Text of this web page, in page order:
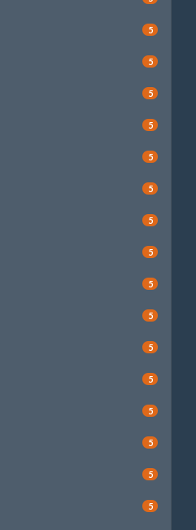
5
5
5
5
5
5
5
5
5
5
5
5
5
5
5
5